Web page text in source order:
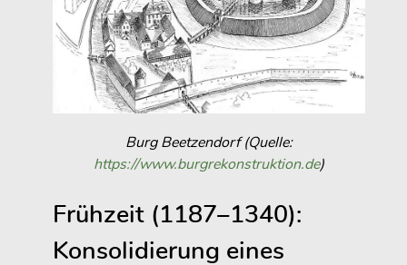
Burg Beetzendorf (Quelle:
https://www.burgrekonstruktion.de)
Frühzeit (1187–1340):
Konsolidierung eines